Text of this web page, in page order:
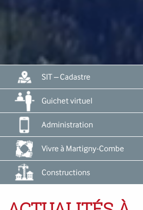
SIT – Cadastre
Guichet virtuel
Administration
Vivre à Martigny-Combe
Constructions